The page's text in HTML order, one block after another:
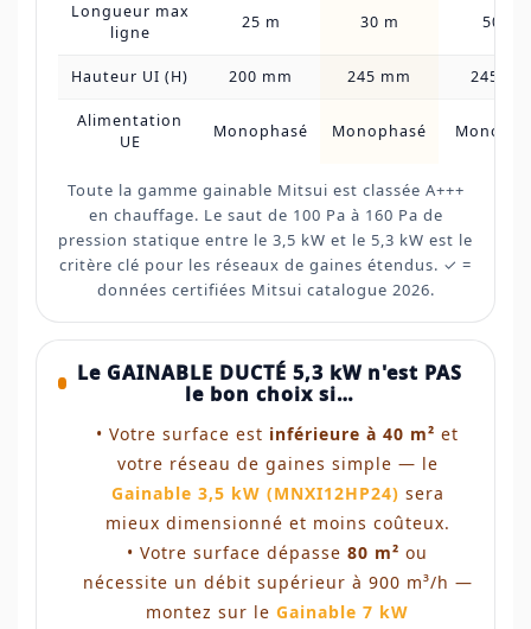
Longueur max
ligne
25 m 30 m 50 m
Hauteur UI (H) 200 mm 245 mm 245
Alimentation
UE
Monophasé Monophasé
Toute la gamme gainable Mitsui est classée A+++
en chauffage. Le saut de 100 Pa à 160 Pa de
pression statique entre le 3,5 kW et le 5,3 kW est le
critère clé pour les réseaux de gaines étendus. ✓ =
données certifiées Mitsui catalogue 2026.
Le GAINABLE DUCTÉ 5,3 kW n'est PAS
le bon choix si…
• Votre surface est inférieure à 40 m² et
votre réseau de gaines simple — le
Gainable 3,5 kW (MNXI12HP24) sera
mieux dimensionné et moins coûteux.
• Votre surface dépasse 80 m² ou
nécessite un débit supérieur à 900 m³/h —
montez sur le Gainable 7 kW